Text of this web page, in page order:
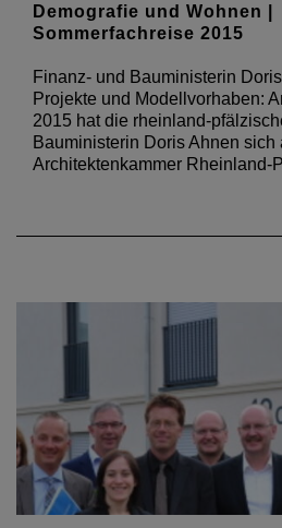
Demografie und Wohnen |
Sommerfachreise 2015
Finanz- und Bauministerin
Projekte und Modellvorhaben:
2015 hat die rheinland-
Bauministerin Doris Ahnen
Architektenkammer Rheinland-